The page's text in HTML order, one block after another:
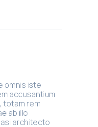
omnis iste
accusantium
totam rem
ab illo
architecto